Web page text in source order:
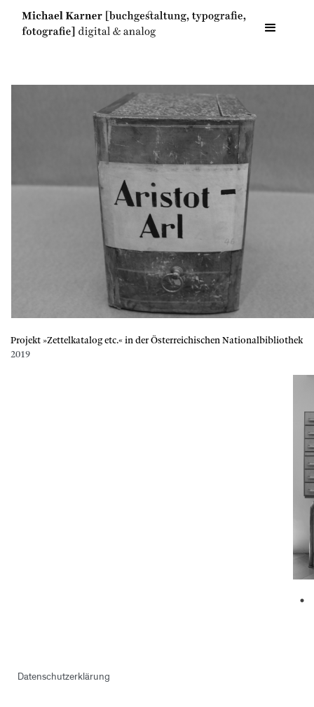
Projekt »Zettelkatalog etc.« in der Österreichischen Nationalbibliothek
2019
Datenschutzerklärung